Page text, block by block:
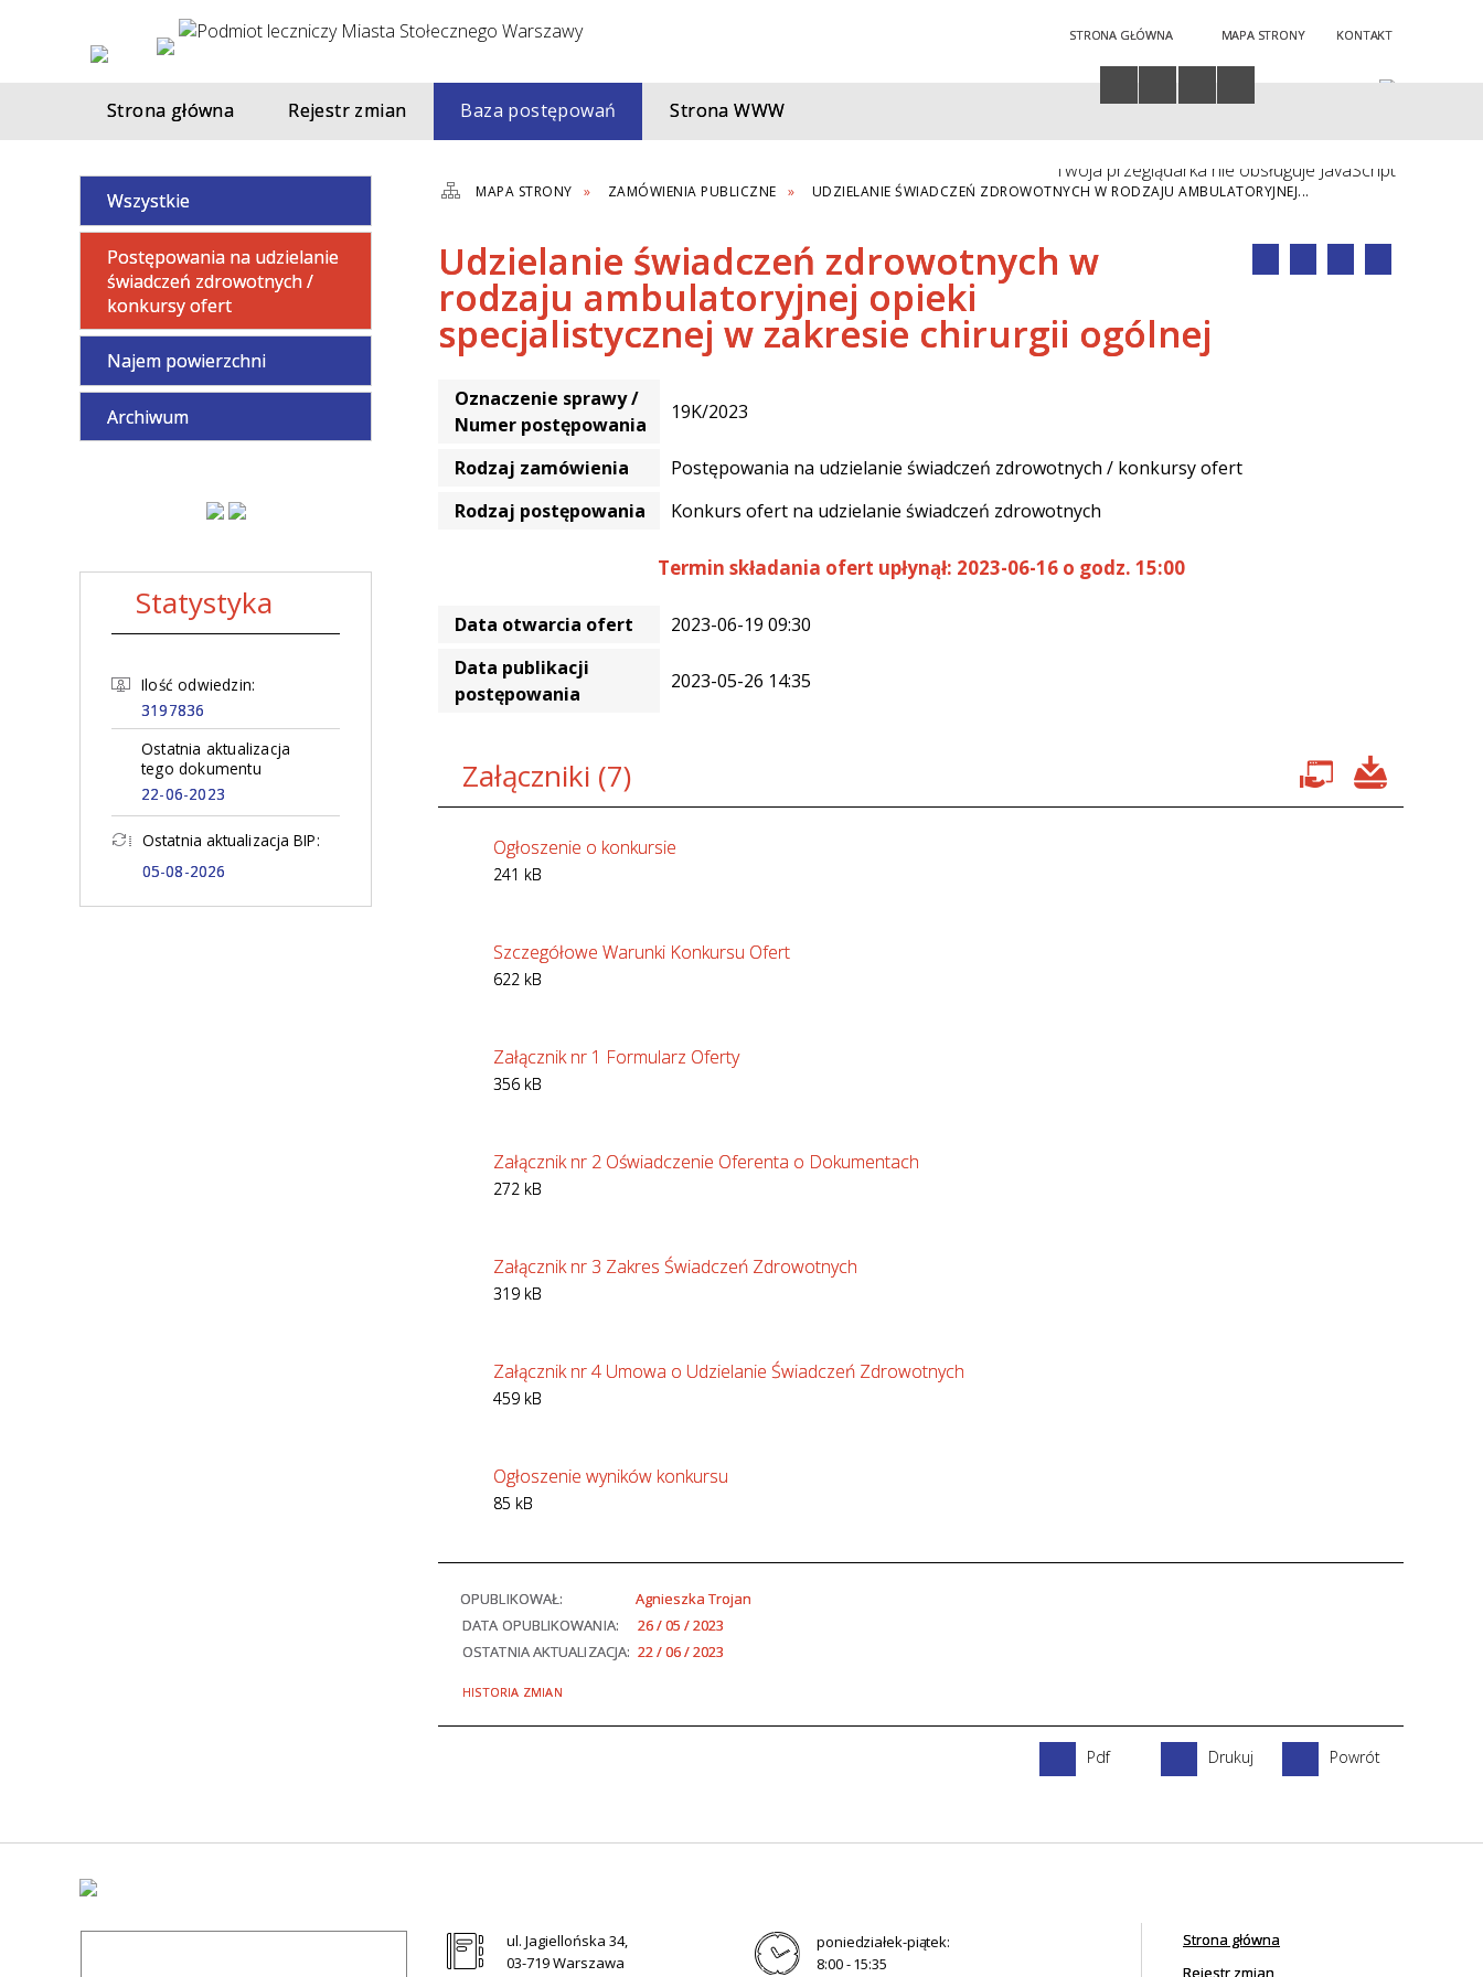
STRONA GŁÓWNA MAPA STRONY KONTAKT
Twoja przeglądarka nie obsługuje JavaScript
Strona główna Rejestr zmian Baza postępowań Strona WWW
Wszystkie
Postępowania na udzielanie
świadczeń zdrowotnych /
konkursy ofert
Najem powierzchni
Archiwum
Statystyka
Ilość odwiedzin:
3197836
Ostatnia aktualizacja
tego dokumentu
22-06-2023
Ostatnia aktualizacja BIP:
05-08-2026
MAPA STRONY ZAMÓWIENIA PUBLICZNE UDZIELANIE ŚWIADCZEŃ ZDROWOTNYCH W RODZAJU AMBULATORYJNEJ...
Udzielanie świadczeń zdrowotnych w
rodzaju ambulatoryjnej opieki
specjalistycznej w zakresie chirurgii ogólnej
Oznaczenie sprawy /
Numer postępowania
19K/2023
Rodzaj zamówienia
Postępowania na udzielanie świadczeń zdrowotnych / konkursy ofert
Rodzaj postępowania
Konkurs ofert na udzielanie świadczeń zdrowotnych
Termin składania ofert upłynął: 2023-06-16 o godz. 15:00
Data otwarcia ofert
2023-06-19 09:30
Data publikacji
postępowania
2023-05-26 14:35
Załączniki (7)
Ogłoszenie o konkursie
241 kB
Szczegółowe Warunki Konkursu Ofert
622 kB
Załącznik nr 1 Formularz Oferty
356 kB
Załącznik nr 2 Oświadczenie Oferenta o Dokumentach
272 kB
Załącznik nr 3 Zakres Świadczeń Zdrowotnych
319 kB
Załącznik nr 4 Umowa o Udzielanie Świadczeń Zdrowotnych
459 kB
Ogłoszenie wyników konkursu
85 kB
OPUBLIKOWAŁ:
Agnieszka Trojan
DATA OPUBLIKOWANIA:
26 / 05 / 2023
OSTATNIA AKTUALIZACJA: 22 / 06 / 2023
HISTORIA ZMIAN
Pdf Drukuj Powrót
ul. Jagiellońska 34,
03-719 Warszawa
poniedziałek-piątek:
8:00 - 15:35
Strona główna
Rejestr zmian